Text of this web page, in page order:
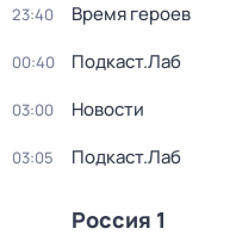
23:40 Время героев
00:40 Подкаст.Лаб
03:00 Новости
03:05 Подкаст.Лаб
Россия 1